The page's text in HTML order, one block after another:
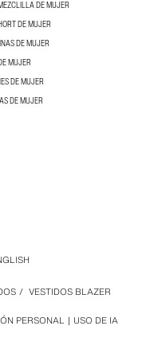
DE MUJER
DE MUJER
DE MUJER
MUJER
DE MUJER
DE MUJER
PERSONAL USO DE IA
/ VESTIDOS BLAZER